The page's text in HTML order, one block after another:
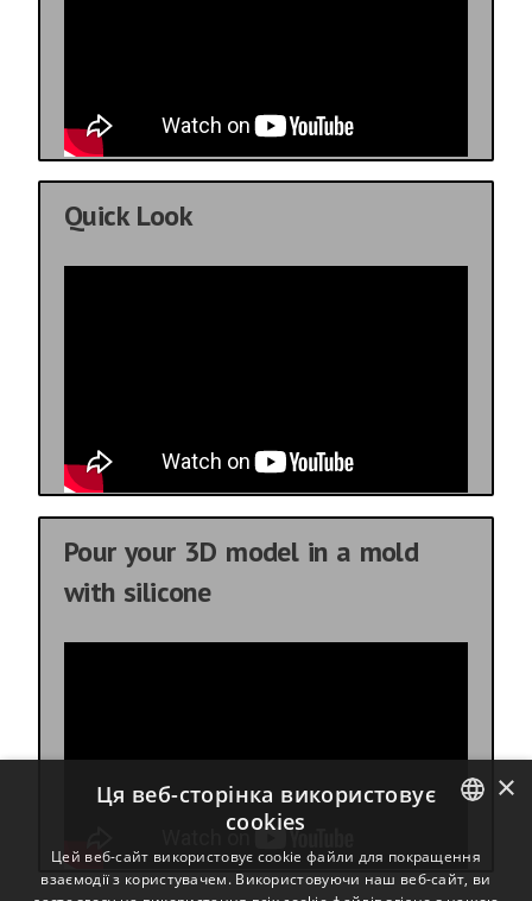
Quick Look
Pour your 3D model in a mold
with silicone
ENGLISH
BULGARIAN
×
Ця веб-сторінка використовує
cookies
Цей веб-сайт використовує cookie файли для покращення
взаємодії з користувачем. Використовуючи наш веб-сайт, ви